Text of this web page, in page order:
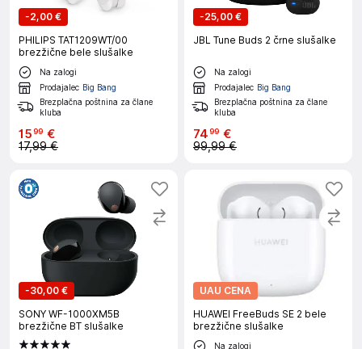
-2,00 €
PHILIPS TAT1209WT/00
brezžične bele slušalke
Na zalogi
Prodajalec Big Bang
Brezplačna poštnina za člane
kluba
1599 €
17,99 €
-25,00 €
JBL Tune Buds 2 črne slušalke
Na zalogi
Prodajalec Big Bang
Brezplačna poštnina za člane
kluba
7499 €
99,99 €
-30,00 €
SONY WF-1000XM5B
brezžične BT slušalke
UAU CENA
HUAWEI FreeBuds SE 2 bele
brezžične slušalke
Na zalogi